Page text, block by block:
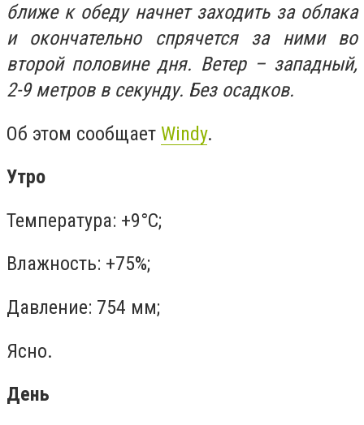
ближе к обеду начнет заходить за облака
и окончательно спрячется за ними во
второй половине дня. Ветер – западный,
2-9 метров в секунду. Без осадков.
Об этом сообщает Windy.
Утро
Температура: +9°C;
Влажность: +75%;
Давление: 754 мм;
Ясно.
День